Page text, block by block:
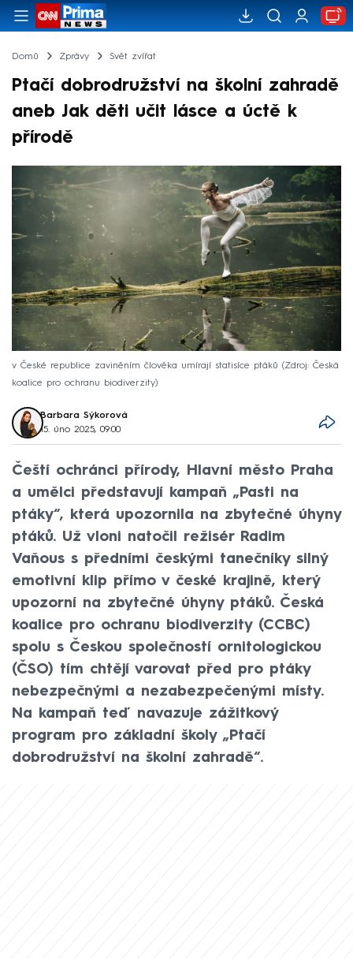
Domů Zprávy Svět zvířat
Ptačí dobrodružství na školní zahradě
aneb Jak děti učit lásce a úctě k
přírodě
v České republice zaviněním člověka umírají statisíce ptáků
Zdroj: Česká
koalice pro ochranu biodiverzity
Barbara Sýkorová
15. úno 2025, 09:00
Čeští ochránci přírody, Hlavní město Praha
a umělci představují kampaň „Pasti na
ptáky“, která upozornila na zbytečné úhyny
ptáků. Už vloni natočil režisér Radim
Vaňous s předními českými tanečníky silný
emotivní klip přímo v české krajině, který
upozorní na zbytečné úhyny ptáků. Česká
koalice pro ochranu biodiverzity (CCBC)
spolu s Českou společností ornitologickou
(ČSO) tím chtějí varovat před pro ptáky
nebezpečnými a nezabezpečenými místy.
Na kampaň teď navazuje zážitkový
program pro základní školy „Ptačí
dobrodružství na školní zahradě“.